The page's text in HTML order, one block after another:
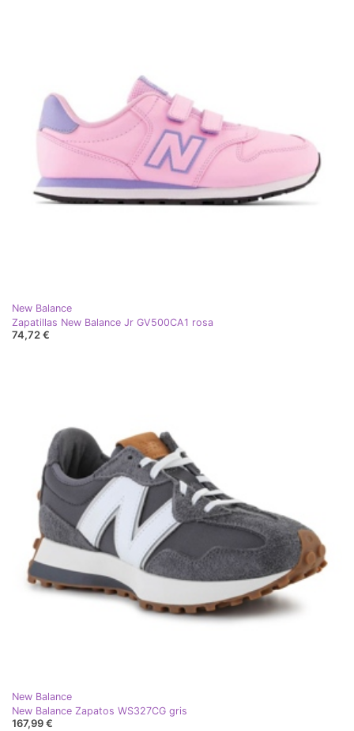
New Balance
Zapatillas New Balance Jr GV500CA1 rosa
74,72 €
New Balance
New Balance Zapatos WS327CG gris
167,99 €